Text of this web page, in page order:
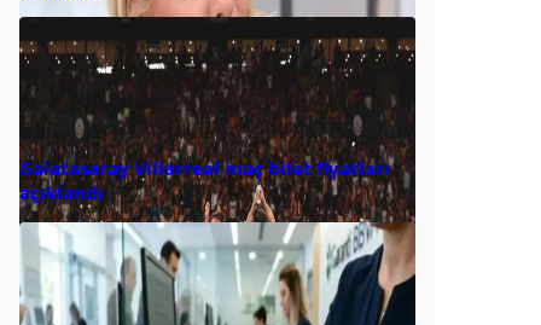
Galatasaray Villarreal maç bilet fiyatları
açıklandı